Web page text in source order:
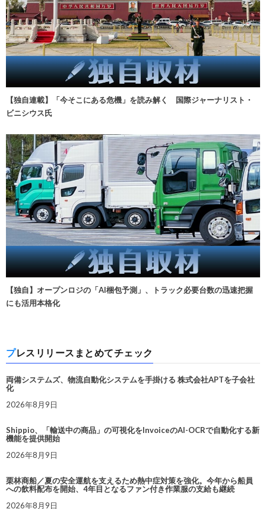
【独自連載】「今そこにある危機」を読み解く 国際ジャーナリスト・
ビニシウス氏
【独自】オープンロジの「AI梱包予測」、トラック必要台数の迅速把握
にも活用本格化
プレスリリースまとめてチェック
両備システムズ、物流自動化システムを手掛ける 株式会社APTを子会社
化
2026年8月9日
Shippio、「輸送中の商品」の可視化をInvoiceのAI-OCRで自動化する新
機能を提供開始
2026年8月9日
栗林商船／夏の安全運航を支えるため熱中症対策を強化。今年から船員
への飲料配布を開始、4年目となるファン付き作業服の支給も継続
2026年8月9日